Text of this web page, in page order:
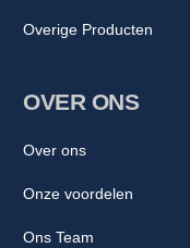
Overige Producten
OVER ONS
Over ons
Onze voordelen
Ons Team